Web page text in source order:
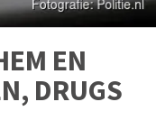
EN
DRUGS